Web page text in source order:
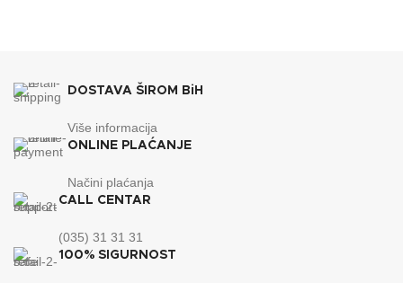
DOSTAVA ŠIROM BiH
Više informacija
ONLINE PLAĆANJE
Načini plaćanja
CALL CENTAR
(035) 31 31 31
100% SIGURNOST